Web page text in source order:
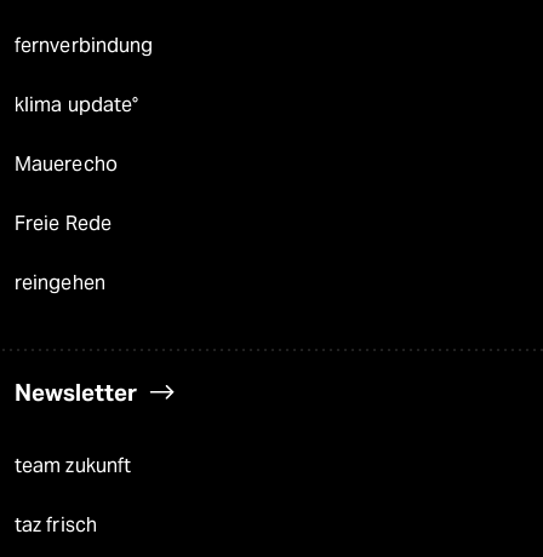
fernverbindung
klima update°
Mauerecho
Freie Rede
reingehen
Newsletter
team zukunft
taz frisch